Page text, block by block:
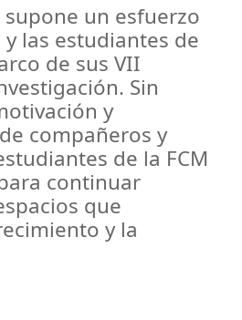
supone un esfuerzo
las estudiantes de
de sus VII
Sin
y
compañeros y
de la FCM
continuar
que
y la